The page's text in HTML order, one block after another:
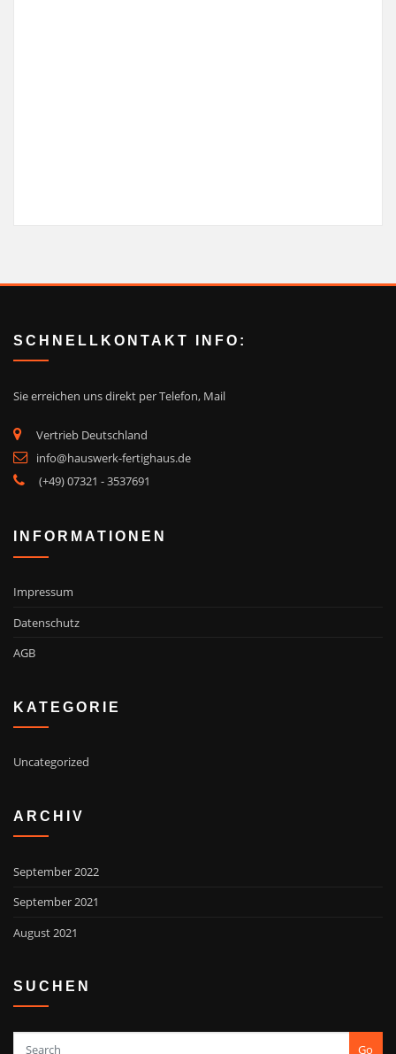
SCHNELLKONTAKT INFO:
Sie erreichen uns direkt per Telefon, Mail
Vertrieb Deutschland
info@hauswerk-fertighaus.de
(+49) 07321 - 3537691
INFORMATIONEN
Impressum
Datenschutz
AGB
KATEGORIE
Uncategorized
ARCHIV
September 2022
September 2021
August 2021
SUCHEN
Go